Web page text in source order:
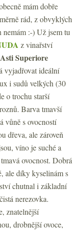
mám dobře
rád, z obvyklých
:-) Už jsem tu
z vinařství
Superiore
vyjadřovat ideální
i sudů velkých (30
o trochu starší
Barva tmavší
vůně s ovocností
dřeva, ale zároveň
víno je suché a
ovocnost. Dobrá
ale díky kyselinám s
chutnal i základní
nerezovka.
znatelnější
drobnější ovoce,